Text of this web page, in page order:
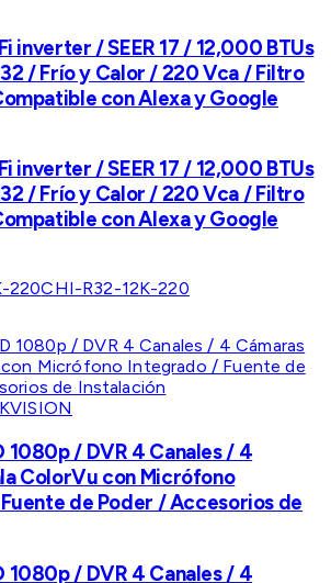
inverter / SEER 17 / 12,000 BTUs
/ Frío y Calor / 220 Vca / Filtro
con Alexa y Google
inverter / SEER 17 / 12,000 BTUs
/ Frío y Calor / 220 Vca / Filtro
con Alexa y Google
220CHI-R32-12K-220
1080p / DVR 4 Canales / 4
ColorVu con Micrófono
de Poder / Accesorios de
1080p / DVR 4 Canales / 4